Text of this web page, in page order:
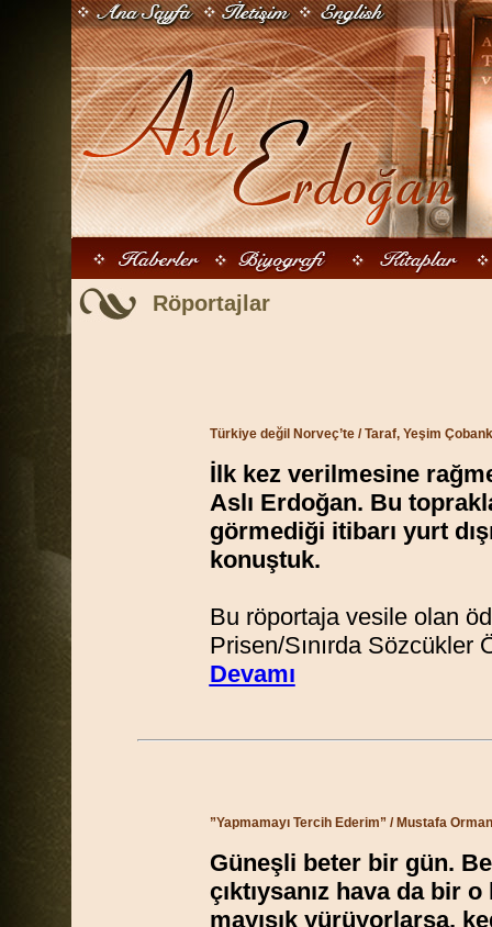
Röportajlar
Türkiye değil Norveç’te / Taraf, Yeşim
İlk kez verilmesine
Aslı Erdoğan. Bu
görmediği itibarı yurt
konuştuk.
Bu röportaja vesile olan
Prisen/Sınırda Sözcükler
Devamı
”Yapmamayı Tercih Ederim” / Mustafa
Güneşli beter bir gün.
çıktıysanız hava da bir
mayışık yürüyorlarsa,